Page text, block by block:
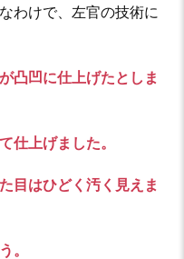
わけで、左官の技術に
凸凹に仕上げたとしま
仕上げました。
目はひどく汚く見えま
。